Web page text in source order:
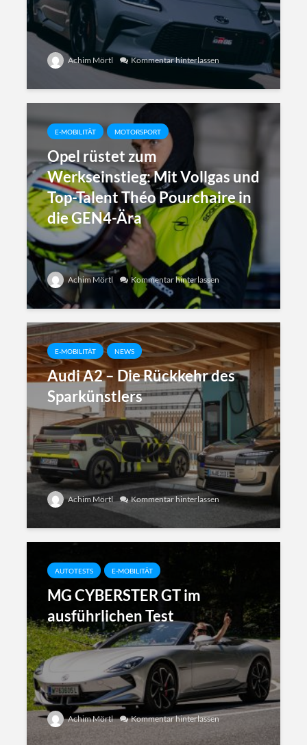
Achim Mörtl Kommentar hinterlassen
E-MOBILITÄT MOTORSPORT
Opel rüstet zum
Werkseinstieg: Mit Vollgas und
Top-Talent Théo Pourchaire in
die GEN4-Ära
Achim Mörtl Kommentar hinterlassen
E-MOBILITÄT NEWS
Audi A2 – Die Rückkehr des
Sparkünstlers
Achim Mörtl Kommentar hinterlassen
AUTOTESTS E-MOBILITÄT
MG CYBERSTER GT im
ausführlichen Test
Achim Mörtl Kommentar hinterlassen